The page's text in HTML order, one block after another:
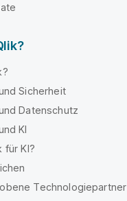
Sicherheit
Datenschutz
KI
für KI?
Technologiepartner